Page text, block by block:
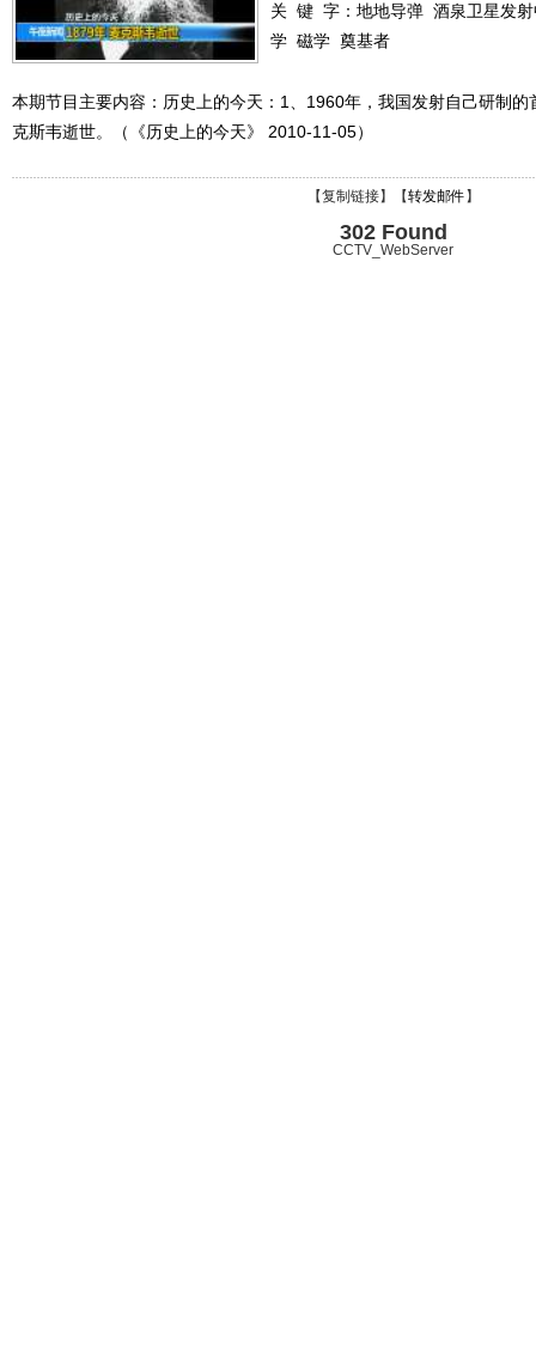
关 键 字： 地地导弹 酒泉卫星发
学 磁学 奠基者
本期节目主要内容：历史上的今天：1、1960年，我国发射自己研制
克斯韦逝世。（《历史上的今天》 2010-11-05）
【复制链接】【转发邮件 】
302 Found
CCTV_WebServer